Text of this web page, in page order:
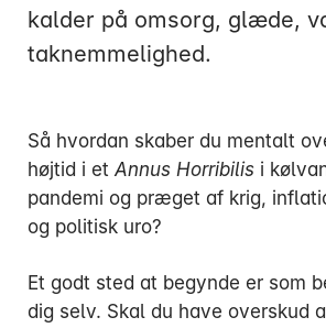
kalder på omsorg, glæde,
taknemmelighed.
Så hvordan skaber du mentalt
højtid i etAnnus Horribilis i
pandemi og præget af krig,
og politisk uro?
Et godt sted at begynde er som
dig selv. Skal du have overskud
Onsdag:
Torsdag:
3916 5000